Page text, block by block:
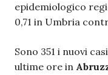
epidemiologico
0,71 in Umbria
Sono 351 i nuovi
ultime ore in